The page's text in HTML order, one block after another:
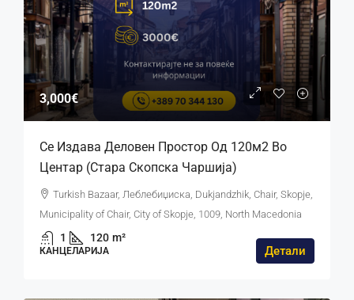
3,000€
Се Издава Деловен Простор Од 120м2 Во
Центар (Стара Скопска Чаршија)
Turkish Bazaar, Леблебиџиска, Dukjandzhik, Chair, Skopje,
Municipality of Chair, City of Skopje, 1009, North Macedonia
1 120 m²
КАНЦЕЛАРИЈА Детали